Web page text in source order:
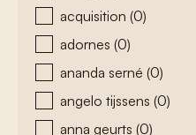
acquisition (0)
adornes (0)
ananda serné (0)
angelo tijssens (0)
anna geurts (0)